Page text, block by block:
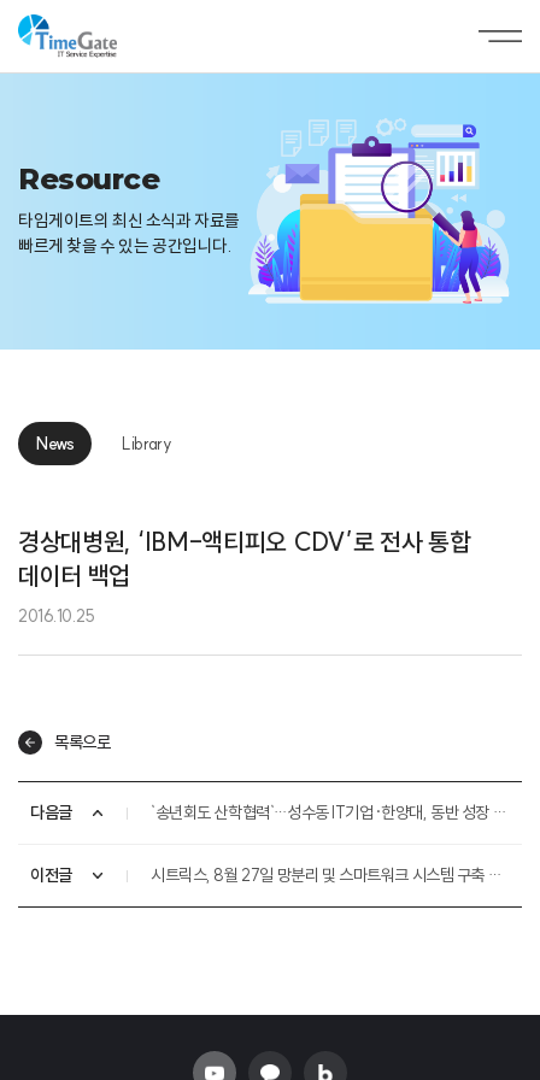
Resource
타임게이트의 최신 소식과 자료를
빠르게 찾을 수 있는 공간입니다.
News Library
경상대병원, ‘IBM-액티피오 CDV’로 전사 통합
데이터 백업
2016.10.25
목록으로
다음글 `송년회도 산학협력`…성수동 IT기업·한양대, 동반 성장 약속
이전글 시트릭스, 8월 27일 망분리 및 스마트워크 시스템 구축 전략 세미나 개최